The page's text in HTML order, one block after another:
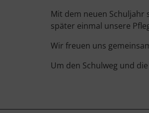
Mit dem neuen Schuljahr
später einmal unsere
Wir freuen uns
Um den Schulweg und